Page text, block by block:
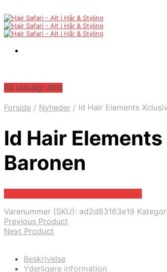
På Udsalg! 40%
Forside / Nyheder / Id Hair Elements
Id Hair
Baronen
Varenummer (SKU): ad2d83163e19
Previous Product
Next Product
Beskrivelse
Yderligere information